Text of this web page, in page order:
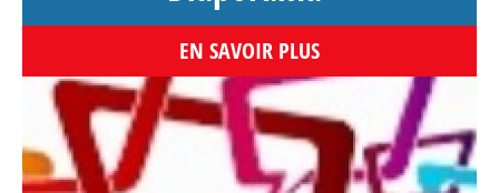
EN SAVOIR PLUS